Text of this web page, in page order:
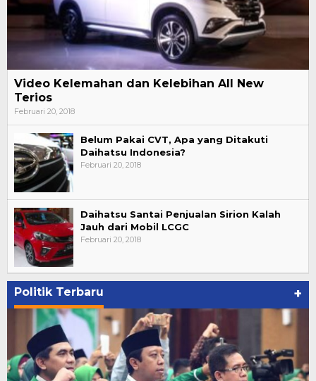
Video Kelemahan dan Kelebihan All New
Terios
Februari 20, 2018
Belum Pakai CVT, Apa yang Ditakuti
Daihatsu Indonesia?
Februari 20, 2018
Daihatsu Santai Penjualan Sirion Kalah
Jauh dari Mobil LCGC
Februari 20, 2018
Politik Terbaru +